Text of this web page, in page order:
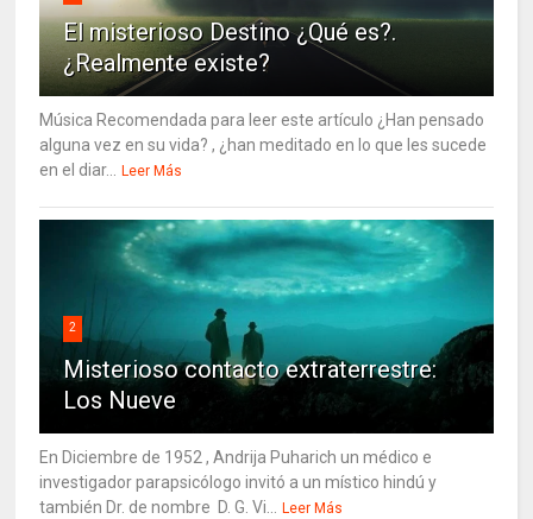
El misterioso Destino ¿Qué es?.
¿Realmente existe?
Música Recomendada para leer este artículo ¿Han pensado
alguna vez en su vida? , ¿han meditado en lo que les sucede
en el diar... Leer Más
2
Misterioso contacto extraterrestre:
Los Nueve
En Diciembre de 1952 , Andrija Puharich un médico e
investigador parapsicólogo invitó a un místico hindú y
también Dr. de nombre D. G. Vi... Leer Más